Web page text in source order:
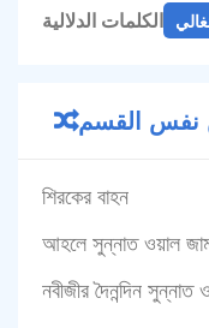
الكلمات الدلالية
نفس القسم
শিরকের বাহন
আহলে সুন্নাত ওয়াল
নবীজীর দৈনন্দিন সুন্নাত